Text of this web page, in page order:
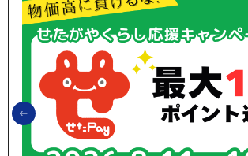
前のスライドを表示